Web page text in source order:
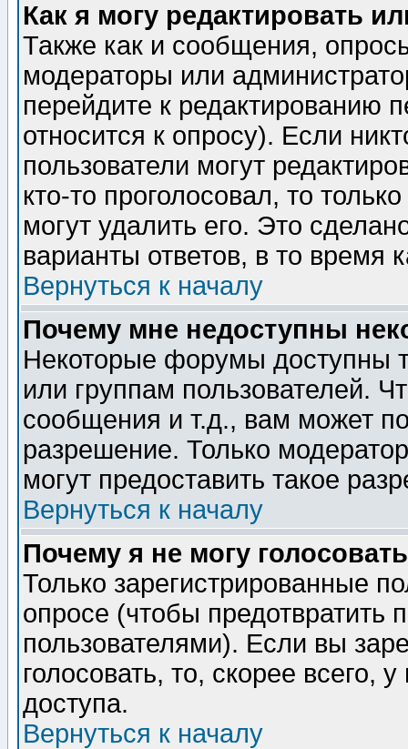
Как я могу редактировать
Также как и сообщения,
модераторы или
перейдите к редактированию
относится к опросу). Если
пользователи могут
кто-то проголосовал, то
могут удалить его. Это
варианты ответов, в то время
Вернуться к началу
Почему мне недоступны
Некоторые форумы доступны
или группам пользователей.
сообщения и т.д., вам может
разрешение. Только
могут предоставить такое
Вернуться к началу
Почему я не могу
Только зарегистрированные
опросе (чтобы предотвратить
пользователями). Если вы
голосовать, то, скорее всего,
доступа.
Вернуться к началу